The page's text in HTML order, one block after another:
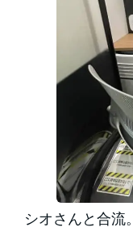
シオさんと合流